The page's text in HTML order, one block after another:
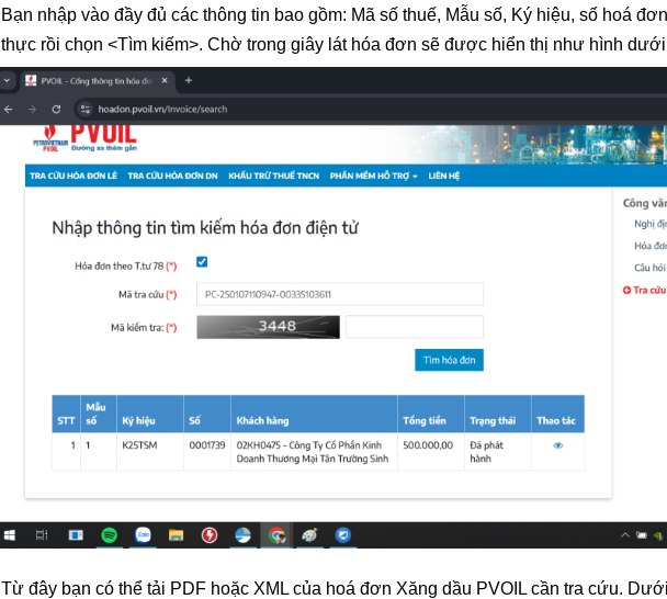
Bạn nhập vào đầy đủ các thông tin bao gồm: Mã số thuế, Mẫu số, Ký hiệu, số hoá
thực rồi chọn <Tìm kiếm>. Chờ trong giây lát hóa đơn sẽ được hiển thị như hình
Từ đây bạn có thể tải PDF hoặc XML của hoá đơn Xăng dầu PVOIL cần tra cứu.